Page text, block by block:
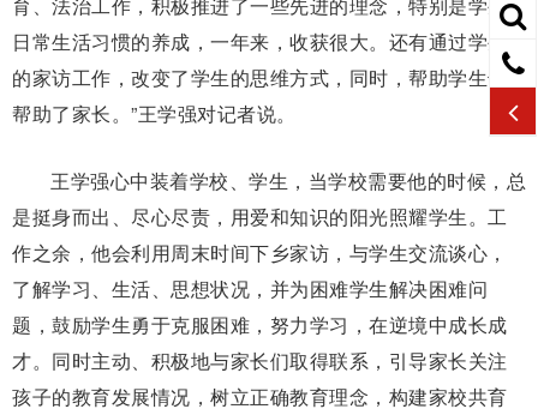
育、法治工作，积极推进了一些先进的理念，特别是学生
日常生活习惯的养成，一年来，收获很大。还有通过学生
的家访工作，改变了学生的思维方式，同时，帮助学生也
帮助了家长。”王学强对记者说。
王学强心中装着学校、学生，当学校需要他的时候，总
是挺身而出、尽心尽责，用爱和知识的阳光照耀学生。工
作之余，他会利用周末时间下乡家访，与学生交流谈心，
了解学习、生活、思想状况，并为困难学生解决困难问
题，鼓励学生勇于克服困难，努力学习，在逆境中成长成
才。同时主动、积极地与家长们取得联系，引导家长关注
孩子的教育发展情况，树立正确教育理念，构建家校共育